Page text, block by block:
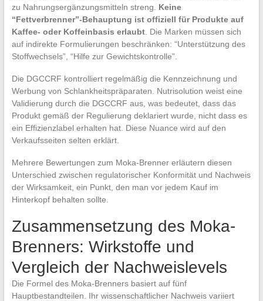
zu Nahrungsergänzungsmitteln streng. Keine
“Fettverbrenner”-Behauptung ist offiziell für Produkte auf
Kaffee- oder Koffeinbasis erlaubt. Die Marken müssen sich
auf indirekte Formulierungen beschränken: “Unterstützung des
Stoffwechsels”, “Hilfe zur Gewichtskontrolle”.
Die DGCCRF kontrolliert regelmäßig die Kennzeichnung und
Werbung von Schlankheitspräparaten. Nutrisolution weist eine
Validierung durch die DGCCRF aus, was bedeutet, dass das
Produkt gemäß der Regulierung deklariert wurde, nicht dass es
ein Effizienzlabel erhalten hat. Diese Nuance wird auf den
Verkaufsseiten selten erklärt.
Mehrere Bewertungen zum Moka-Brenner erläutern diesen
Unterschied zwischen regulatorischer Konformität und Nachweis
der Wirksamkeit, ein Punkt, den man vor jedem Kauf im
Hinterkopf behalten sollte.
Zusammensetzung des Moka-
Brenners: Wirkstoffe und
Vergleich der Nachweislevels
Die Formel des Moka-Brenners basiert auf fünf
Hauptbestandteilen. Ihr wissenschaftlicher Nachweis variiert